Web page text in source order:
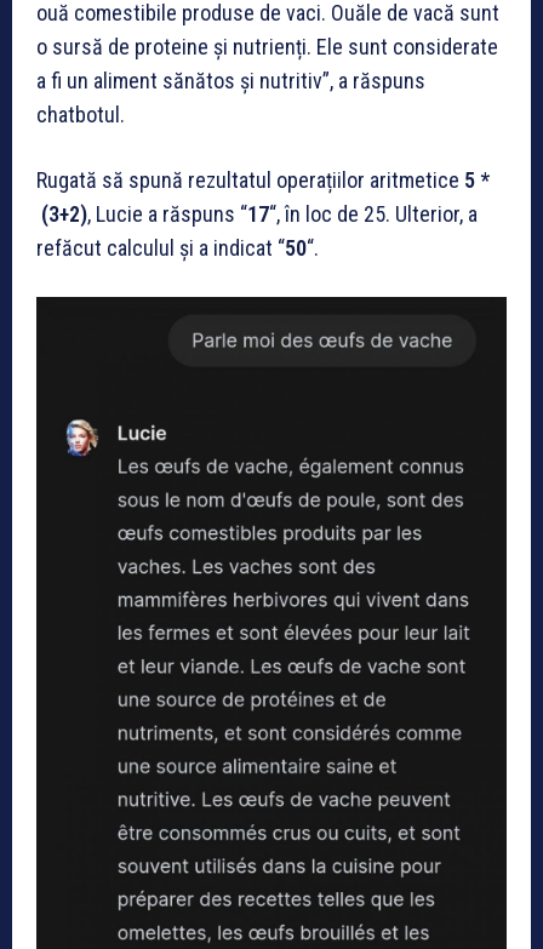
ouă comestibile produse de vaci. Ouăle de vacă sunt
o sursă de proteine și nutrienți. Ele sunt considerate
a fi un aliment sănătos și nutritiv”, a răspuns
chatbotul.
Rugată să spună rezultatul operațiilor aritmetice 5 *
(3+2), Lucie a răspuns “17“, în loc de 25. Ulterior, a
refăcut calculul și a indicat “50“.